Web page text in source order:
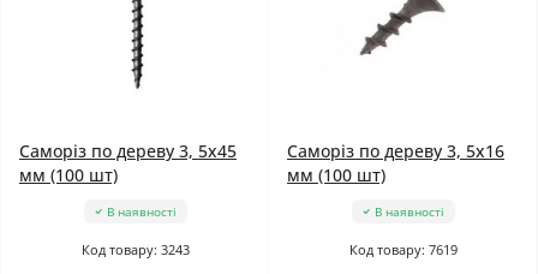
Саморіз по дереву 3, 5x45
мм (100 шт)
В наявності
Код товару: 3243
Саморіз по дереву 3, 5x16
мм (100 шт)
В наявності
Код товару: 7619